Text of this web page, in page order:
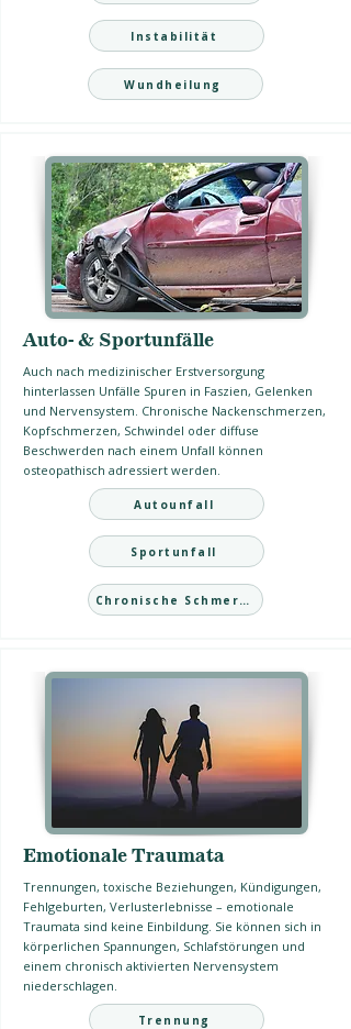
Instabilität
Wundheilung
Auto- & Sportunfälle
Auch nach medizinischer Erstversorgung
hinterlassen Unfälle Spuren in Faszien, Gelenken
und Nervensystem. Chronische Nackenschmerzen,
Kopfschmerzen, Schwindel oder diffuse
Beschwerden nach einem Unfall können
osteopathisch adressiert werden.
Autounfall
Sportunfall
Chronische Schmerzen
Emotionale Traumata
Trennungen, toxische Beziehungen, Kündigungen,
Fehlgeburten, Verlusterlebnisse – emotionale
Traumata sind keine Einbildung. Sie können sich in
körperlichen Spannungen, Schlafstörungen und
einem chronisch aktivierten Nervensystem
niederschlagen.
Trennung